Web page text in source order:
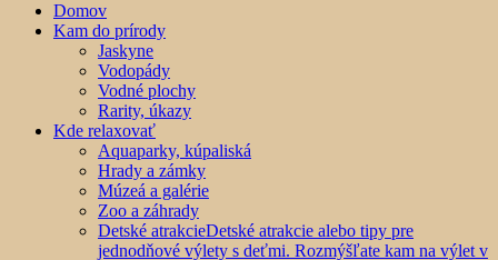
Domov
Kam do prírody
Jaskyne
Vodopády
Vodné plochy
Rarity, úkazy
Kde relaxovať
Aquaparky, kúpaliská
Hrady a zámky
Múzeá a galérie
Zoo a záhrady
Detské atrakcieDetské atrakcie alebo tipy pre
jednodňové výlety s deťmi. Rozmýšľate kam na výlet v